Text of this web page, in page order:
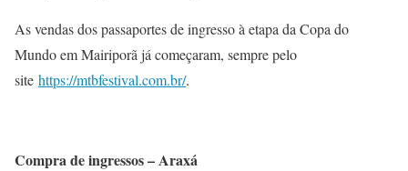
As vendas dos passaportes de ingresso à etapa da Copa do
Mundo em Mairiporã já começaram, sempre pelo
site https://mtbfestival.com.br/.
Compra de ingressos – Araxá